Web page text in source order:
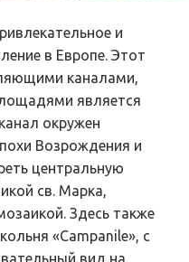
и
в Европе. Этот
каналами,
является
окружен
Возрождения и
центральную
св. Марка,
Здесь также
«Campanile», с
вид на